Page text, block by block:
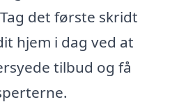
det første skridt
hjem i dag ved at
tilbud og få